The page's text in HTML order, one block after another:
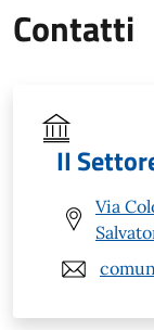
Contatti
II
Via